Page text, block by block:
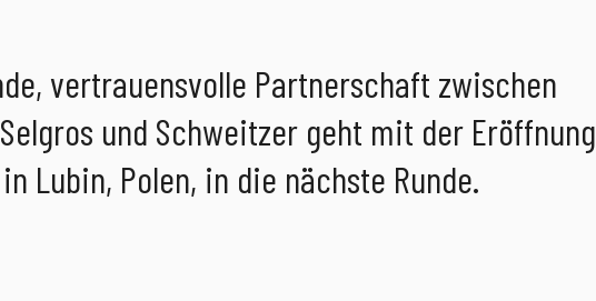
vertrauensvolle Partnerschaft zwischen
und Schweitzer geht mit der Eröffnung
Lubin, Polen, in die nächste Runde.